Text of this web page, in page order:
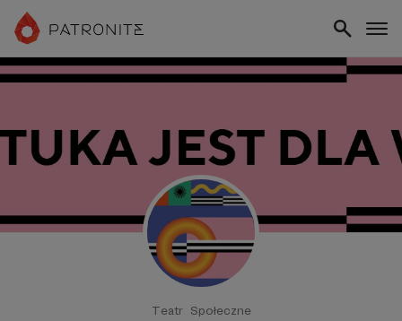
Teatr Społeczne